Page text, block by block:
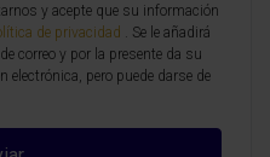
y acepte que su información
de privacidad . Se le añadirá
correo y por la presente da su
pero puede darse de